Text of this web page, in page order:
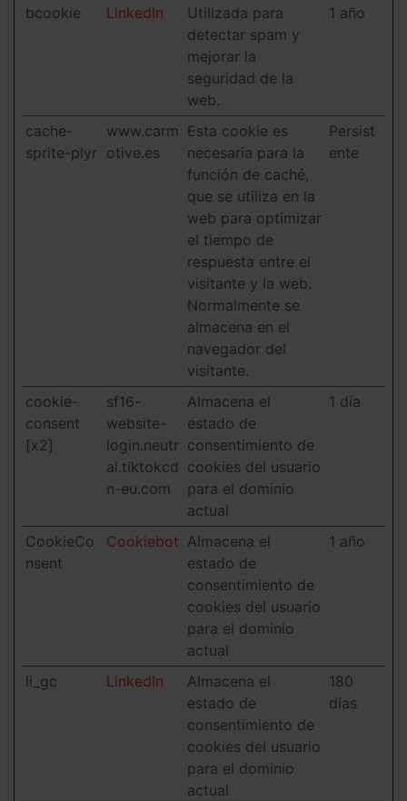
bcookie LinkedIn
Utilizada para
detectar spam y
mejorar la
seguridad de la
web.
1 año
cache-
sprite-plyr
www.carm
otive.es
Esta cookie es
necesaria para la
función de caché,
que se utiliza en la
web para optimizar
el tiempo de
respuesta entre el
visitante y la web.
Normalmente se
almacena en el
navegador del
visitante.
Persist
ente
cookie-
consent
[x2]
sf16-
website-
login.neutr
al.tiktokcd
n-eu.com
Almacena el
estado de
consentimiento de
cookies del usuario
para el dominio
actual
1 día
CookieCo
nsent
Cookiebot Almacena el
estado de
consentimiento de
cookies del usuario
para el dominio
actual
1 año
li_gc LinkedIn
Almacena el
estado de
consentimiento de
cookies del usuario
para el dominio
actual
180
días